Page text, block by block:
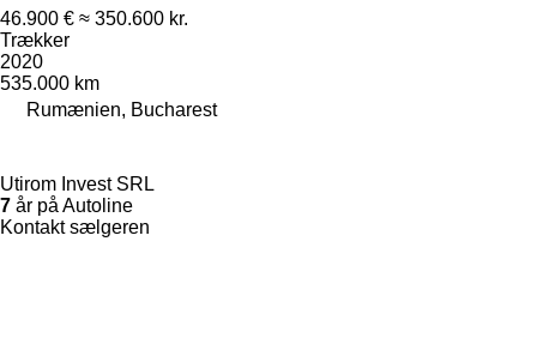
46.900 € ≈ 350.600 kr.
Trækker
2020
535.000 km
Rumænien, Bucharest
Utirom Invest SRL
7 år på Autoline
Kontakt sælgeren